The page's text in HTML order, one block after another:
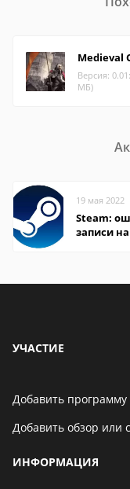
Medieval
Версия:
МБ)
19 мая 2022
Steam:
записи
УЧАСТИЕ
Добавить программу
Добавить обзор или
ИНФОРМАЦИЯ